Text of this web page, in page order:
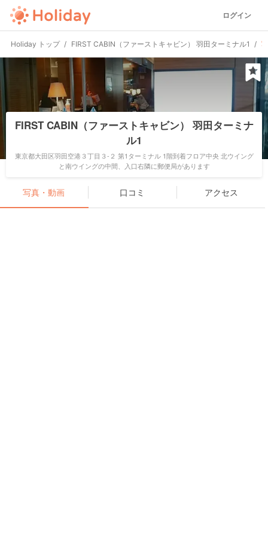
ログイン
Holiday トップ FIRST CABIN（ファーストキャビン） 羽田ターミナル1
FIRST CABIN（ファーストキャビン） 羽田ターミナ
ル1
東京都大田区羽田空港３丁目３-２ 第1ターミナル 1階到着フロア中央 北ウイング
と南ウイングの中間、入口右隣に郵便局があります
写真・動画 口コミ アクセス